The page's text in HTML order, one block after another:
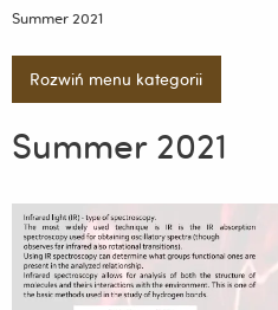
Summer 2021
Rozwiń menu kategorii
Summer 2021